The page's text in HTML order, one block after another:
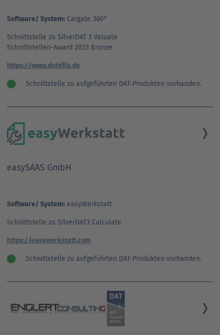
Software/ System: Cargate 360°
Schnittstelle zu SilverDAT 3 Valuate
Schnittstellen-Award 2023 Bronze
https://www.dotzilla.de
Schnittstelle zu aufgeführten DAT-Produkten vorhanden.
easySAAS GmbH
Software/ System: easyWerkstatt
Schnittstelle zu SilverDAT3 Calculate
https://easywerkstatt.com
Schnittstelle zu aufgeführten DAT-Produkten vorhanden.